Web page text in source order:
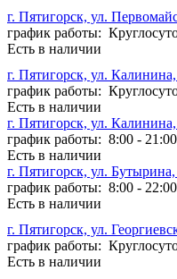
г. Пятигорск, ул.
график работы:
Есть в наличии
г. Пятигорск, ул. Калинина,
график работы:
Есть в наличии
г. Пятигорск, ул.
график работы: 8:00 - 21:00
Есть в наличии
г. Пятигорск, ул. Бутырина,
график работы: 8:00 - 22:00
Есть в наличии
г. Пятигорск, ул.
график работы:
Есть в наличии